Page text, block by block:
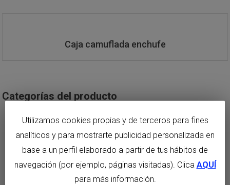
Caja camuflada enchufe
Categorías del producto
Armarios
Acorazados
Blindados
Utilizamos cookies propias y de terceros para fines
analíticos y para mostrarte publicidad personalizada en
base a un perfil elaborado a partir de tus hábitos de
navegación (por ejemplo, páginas visitadas). Clica AQUÍ
para más información.